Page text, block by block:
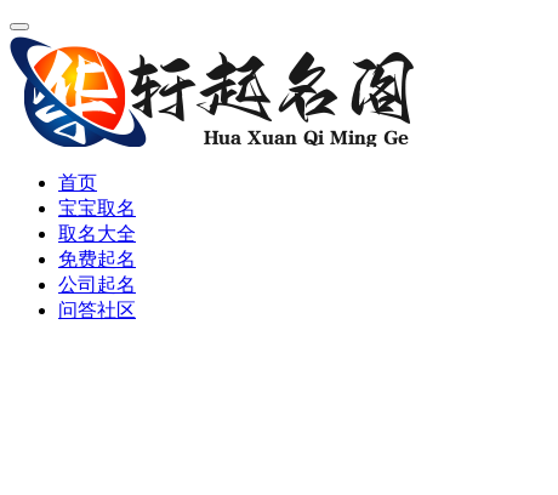
首页
宝宝取名
取名大全
免费起名
公司起名
问答社区